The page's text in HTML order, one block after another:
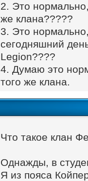
2. Это
же клана?????
3. Это
сегодняшний
Legion????
4. Думаю это
того же клана.
Что такое клан
Однажды, в
Я из пояса